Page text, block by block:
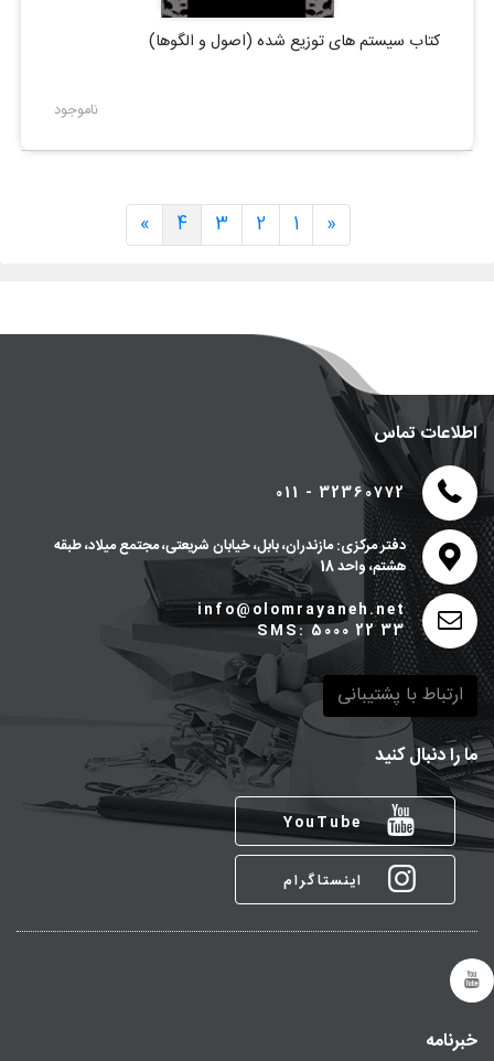
کتاب سیستم های توزیع شده (اصول و الگوها)
ناموجود
«
1
2
3
4
»
اطلاعات تماس
011 - 32360772
دفتر مرکزی: مازندران، بابل، خیابان شریعتی، مجتمع میلاد، طبقه
هشتم، واحد 18
info@olomrayaneh.net
SMS: 5000 22 33
ارتباط با پشتیبانی
ما را دنبال کنید
YouTube
اینستاگرام
خبرنامه